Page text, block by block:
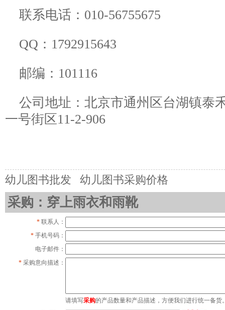
联系电话：010-56755675
QQ：1792915643
邮编：101116
公司地址：北京市通州区台湖镇泰
一号街区11-2-906
幼儿图书批发 幼儿图书采购价格
采购：穿上雨衣和雨靴
* 联系人：
* 手机号码：
电子邮件：
* 采购意向描述：
请填写采购的产品数量和产品描述，方便我们进行统一备货